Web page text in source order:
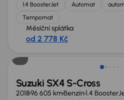
1.4 BoosterJet Automat
Tempomat
Měsíční splátka
od 2 778 Kč
Suzuki SX4 S-Cross
201896 605 kmBenzín1.4